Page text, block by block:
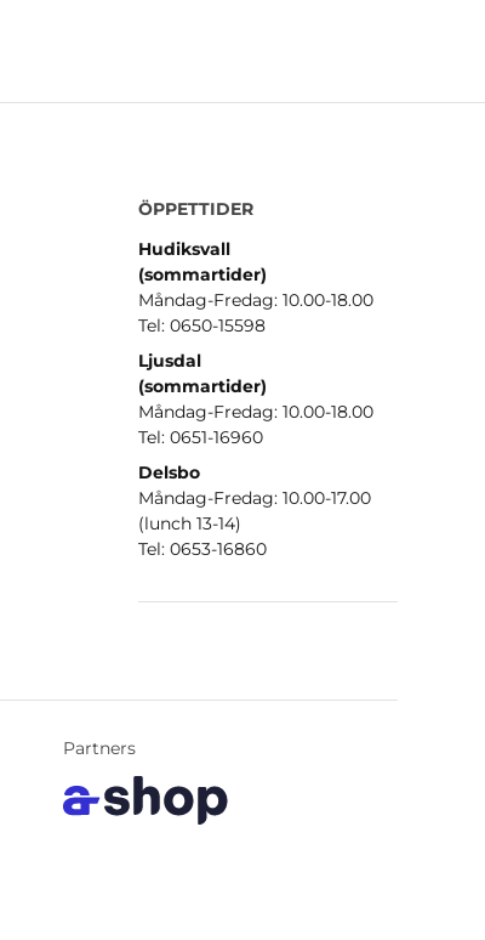
ÖPPETTIDER
Hudiksvall
(sommartider)
Måndag-Fredag: 10.00-18.00
Tel: 0650-15598
Ljusdal
(sommartider)
Måndag-Fredag: 10.00-18.00
Tel: 0651-16960
Delsbo
Måndag-Fredag: 10.00-17.00
(lunch 13-14)
Tel: 0653-16860
Partners